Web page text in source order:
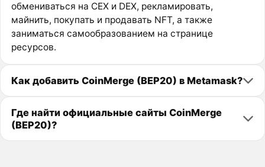
обмениваться на CEX и DEX, рекламировать,
майнить, покупать и продавать NFT, а также
заниматься самообразованием на странице
ресурсов.
Как добавить CoinMerge (BEP20) в Metamask?
Где найти официальные сайты CoinMerge
(BEP20)?